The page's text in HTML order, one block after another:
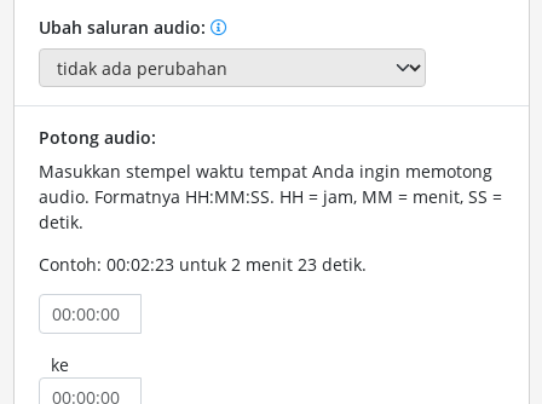
Ubah saluran audio:
Potong audio:
Masukkan stempel waktu tempat Anda ingin memotong
audio. Formatnya HH:MM:SS. HH = jam, MM = menit, SS =
detik.
Contoh: 00:02:23 untuk 2 menit 23 detik.
ke